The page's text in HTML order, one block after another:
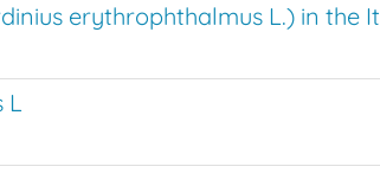
erythrophthalmus L.) in the
L